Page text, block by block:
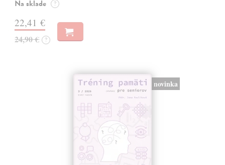
Na sklade ?
22,41 €
24,90 € ?
novinka